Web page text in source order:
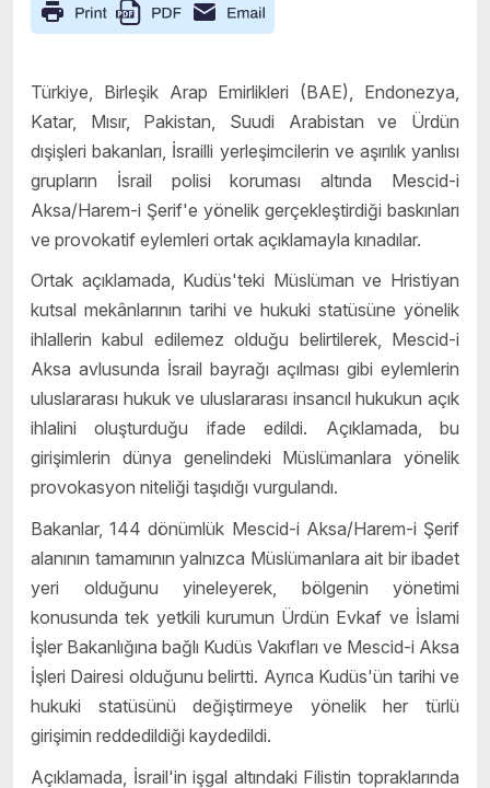
Türkiye, Birleşik Arap Emirlikleri (BAE), Endonezya,
Katar, Mısır, Pakistan, Suudi Arabistan ve Ürdün
dışişleri bakanları, İsrailli yerleşimcilerin ve aşırılık yanlısı
grupların İsrail polisi koruması altında Mescid-i
Aksa/Harem-i Şerif'e yönelik gerçekleştirdiği baskınları
ve provokatif eylemleri ortak açıklamayla kınadılar.
Ortak açıklamada, Kudüs'teki Müslüman ve Hristiyan
kutsal mekânlarının tarihi ve hukuki statüsüne yönelik
ihlallerin kabul edilemez olduğu belirtilerek, Mescid-i
Aksa avlusunda İsrail bayrağı açılması gibi eylemlerin
uluslararası hukuk ve uluslararası insancıl hukukun açık
ihlalini oluşturduğu ifade edildi. Açıklamada, bu
girişimlerin dünya genelindeki Müslümanlara yönelik
provokasyon niteliği taşıdığı vurgulandı.
Bakanlar, 144 dönümlük Mescid-i Aksa/Harem-i Şerif
alanının tamamının yalnızca Müslümanlara ait bir ibadet
yeri olduğunu yineleyerek, bölgenin yönetimi
konusunda tek yetkili kurumun Ürdün Evkaf ve İslami
İşler Bakanlığına bağlı Kudüs Vakıfları ve Mescid-i Aksa
İşleri Dairesi olduğunu belirtti. Ayrıca Kudüs'ün tarihi ve
hukuki statüsünü değiştirmeye yönelik her türlü
girişimin reddedildiği kaydedildi.
Açıklamada, İsrail'in işgal altındaki Filistin topraklarında